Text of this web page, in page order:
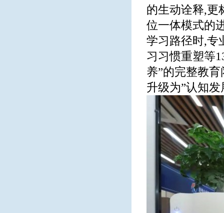
的生动诠释,更
位一体模式的
学习路径时,专
习习惯重塑等
养”的完整教
升级为”认知